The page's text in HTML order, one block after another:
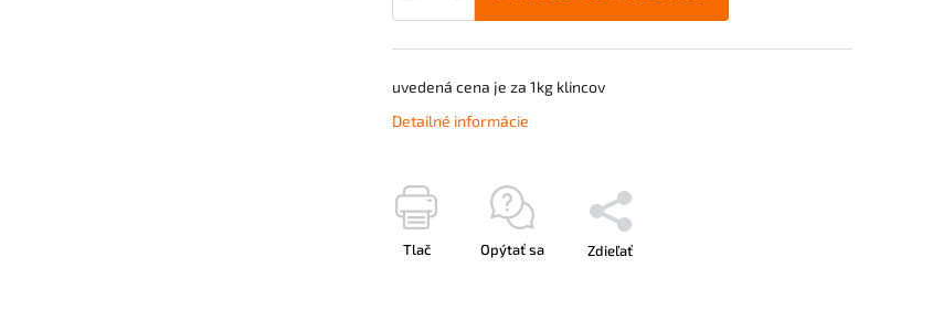
uvedená cena je za 1kg klincov
Detailné informácie
Tlač Opýtať sa Zdieľať